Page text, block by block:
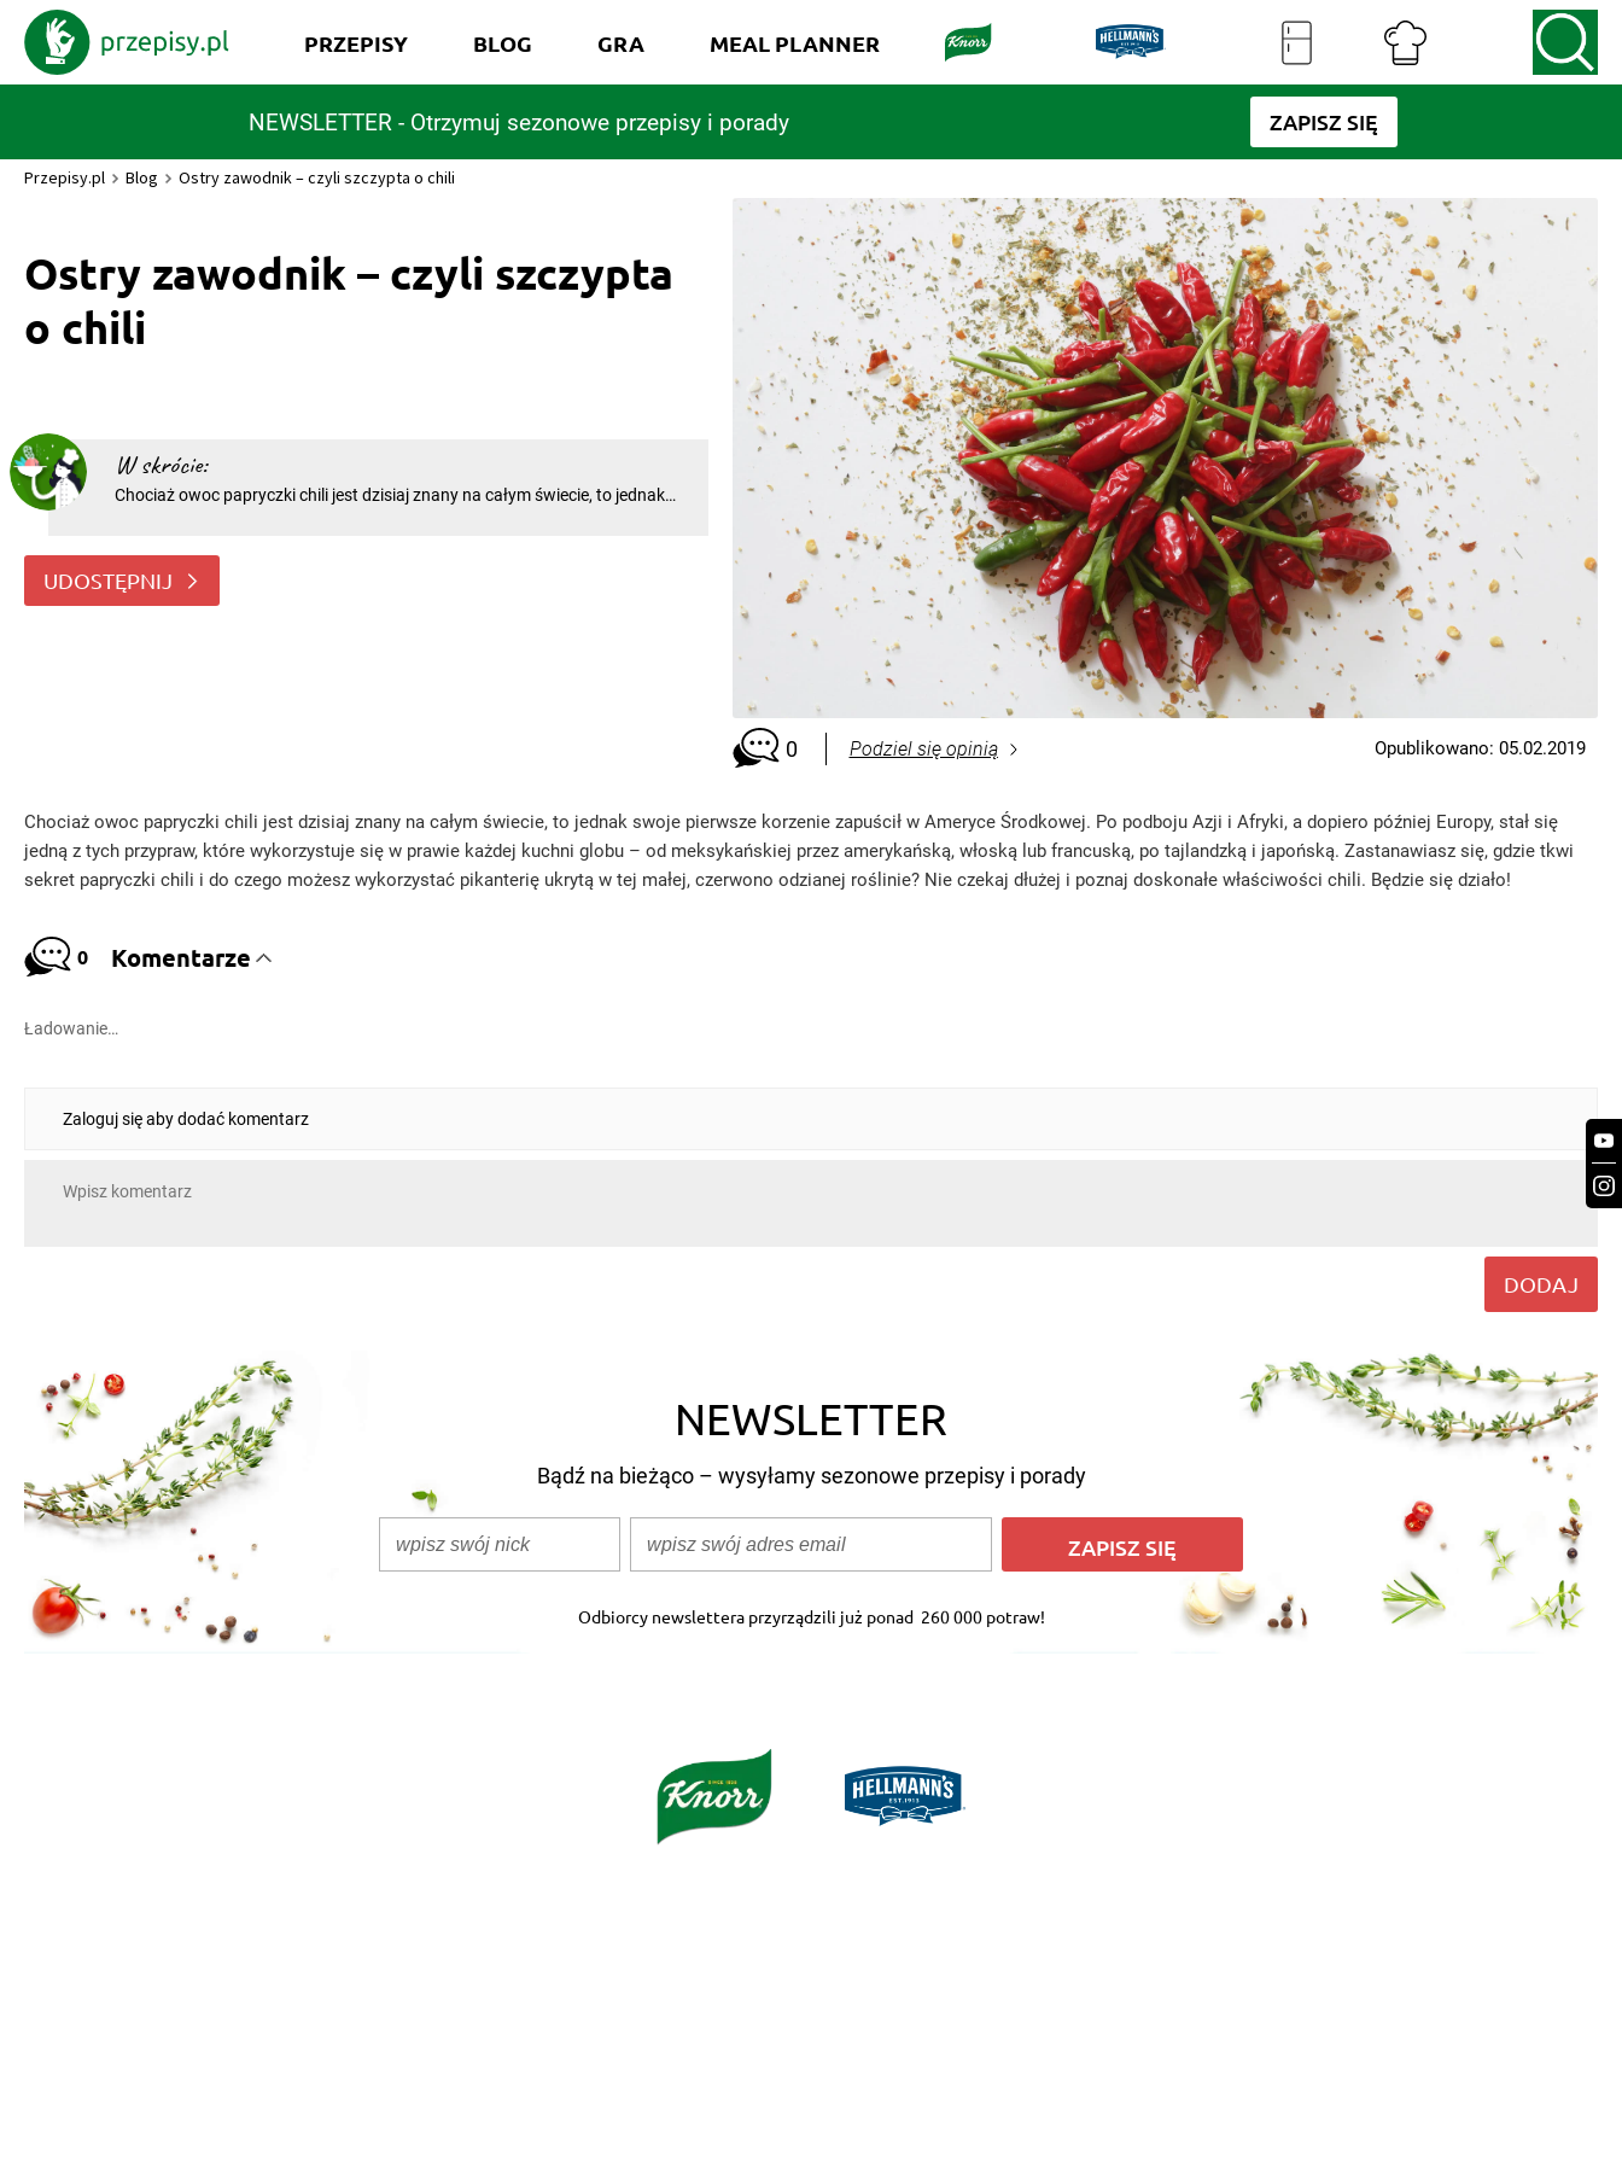
NEWSLETTER - Otrzymuj sezonowe przepisy i porady ZAPISZ SIĘ
PRZEPISY BLOG GRA MEAL PLANNER
Przepisy.pl Blog Ostry zawodnik – czyli szczypta o chili
Ostry zawodnik – czyli szczypta
o chili
W skrócie:
Chociaż owoc papryczki chili jest dzisiaj znany na całym świecie, to jednak
wykorzystuje się w prawie każdej ku
UDOSTĘPNIJ
0 Podziel się opinią Opublikowano: 05.02.2019
Chociaż owoc papryczki chili jest dzisiaj znany na całym świecie, to jednak swoje pierwsze korzenie zapuścił w Ameryce Środkowej. Po podboju Azji i Afryki, a dopiero później Europy, stał się
jedną z tych przypraw, które wykorzystuje się w prawie każdej kuchni globu – od meksykańskiej przez amerykańską, włoską lub francuską, po tajlandzką i japońską. Zastanawiasz się, gdzie tkwi
sekret papryczki chili i do czego możesz wykorzystać pikanterię ukrytą w tej małej, czerwono odzianej roślinie? Nie czekaj dłużej i poznaj doskonałe właściwości chili. Będzie się działo!
0 Komentarze
Ładowanie…
Zaloguj się aby dodać komentarz
DODAJ
NEWSLETTER
Bądź na bieżąco – wysyłamy sezonowe przepisy i porady
ZAPISZ SIĘ
Odbiorcy newslettera przyrządzili już ponad 260 000 potraw!